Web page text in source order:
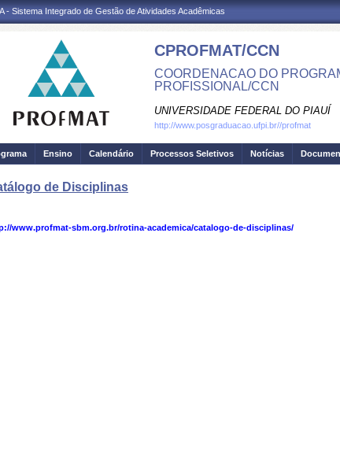
- Sistema Integrado de Gestão de Atividades Acadêmicas
CPROFMAT/CCN
COORDENACAO DO
PROFISSIONAL/CCN
UNIVERSIDADE FEDERAL DO PIAUÍ
http://www.posgraduacao.ufpi.br//profmat
Ensino Calendário Processos Seletivos Notícias
de Disciplinas
www.profmat-sbm.org.br/rotina-academica/catalogo-de-disciplinas/